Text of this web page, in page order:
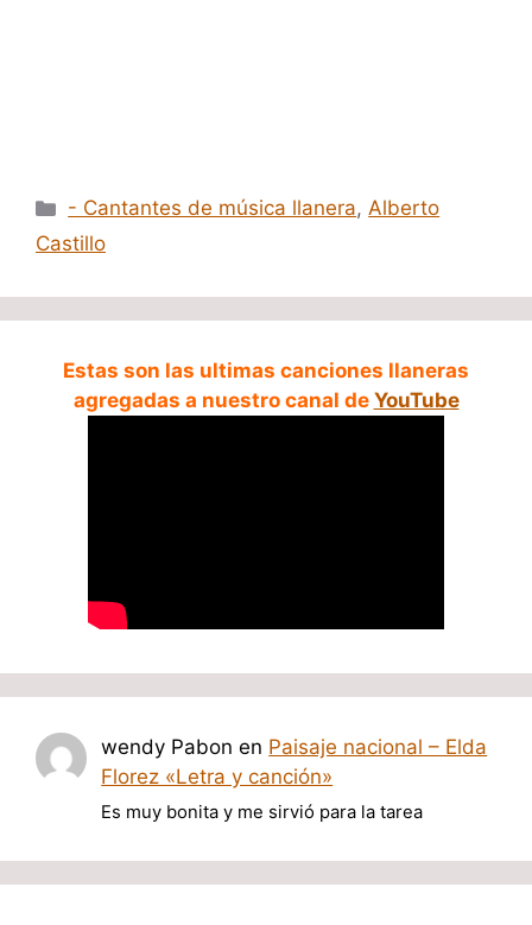
Categorías
- Cantantes de música llanera,Alberto
Castillo
Estas son las ultimas canciones llaneras
agregadas a nuestro canal de YouTube
wendy Pabon en Paisaje nacional – Elda
Florez «Letra y canción»
Es muy bonita y me sirvió para la tarea